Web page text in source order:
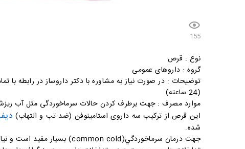
155
نوع : قرص
گروه : داروهای عمومی
توضیحات : در صورت نیاز به مشاوره با دکتر داروساز در رابطه با
(24 ساعته)
موارد مصرف : جهت برطرف کردن حالات سرماخوردگی مثل آب
اين قرص از ترکيب سه داروی استامينوفن (ضد تب و التهاب)
شده.
جهت درمان سرماخوردگي(common cold) بسيار مفيد است و نياز به داروی ديگری نمی باشد.